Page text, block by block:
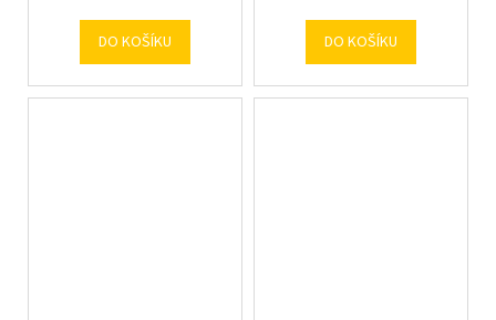
DO KOŠÍKU DO KOŠÍKU